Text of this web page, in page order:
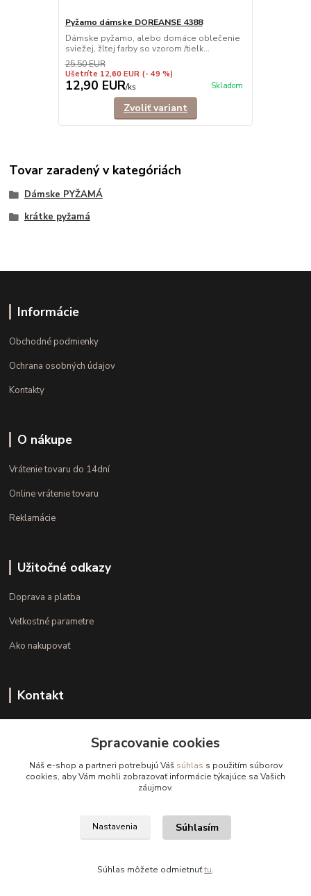
Pyžamo dámske DOREANSE 4388
Dámske pyžamo, alebo domáce oblečenie
sviežej, žltej farby so vzorom /tielk...
25,50 EUR
Ušetríte 12,60 EUR (- 49 %)
12,90 EUR/ks Skladom
Zvoliť variant
Tovar zaradený v kategóriách
Dámske PYŽAMÁ
krátke pyžamá
Informácie
Obchodné podmienky
Ochrana osobných údajov
Kontakty
O nákupe
Vrátenie tovaru do 14dní
Online vrátenie tovaru
Reklamácie
Užitočné odkazy
Doprava a platba
Veľkostné parametre
Ako nakupovať
Kontakt
(Po.-Pi. 10.00 - 15.00)
info@kvalitnaBielizen.sk
Copyright © kvalitnabielizen.sk
Spracovanie cookies
Náš e-shop a partneri potrebujú Váš súhlas s použitím súborov
cookies, aby Vám mohli zobrazovať informácie týkajúce sa Vašich
záujmov.
Nastavenia Súhlasím
Súhlas môžete odmietnuťtu.